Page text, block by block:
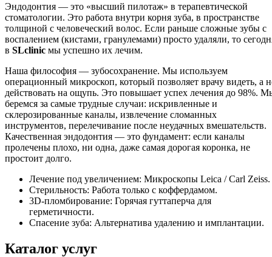
Эндодонтия — это «высший пилотаж» в терапевтической
стоматологии. Это работа внутри корня зуба, в пространстве
толщиной с человеческий волос. Если раньше сложные зубы с
воспалением (кистами, гранулемами) просто удаляли, то
в SLclinic мы успешно их лечим.
Наша философия — зубосохранение. Мы используем
операционный микроскоп, который позволяет врачу видеть, а
действовать на ощупь. Это повышает успех лечения до 98%.
беремся за самые трудные случаи: искривленные и
склерозированные каналы, извлечение сломанных
инструментов, перелечивание после неудачных вмешательств.
Качественная эндодонтия — это фундамент: если каналы
пролечены плохо, ни одна, даже самая дорогая коронка, не
простоит долго.
Лечение под увеличением: Микроскопы Leica / Carl Zeiss.
Стерильность: Работа только с коффердамом.
3D-пломбирование: Горячая гуттаперча для
герметичности.
Спасение зуба: Альтернатива удалению и имплантации.
Каталог услуг